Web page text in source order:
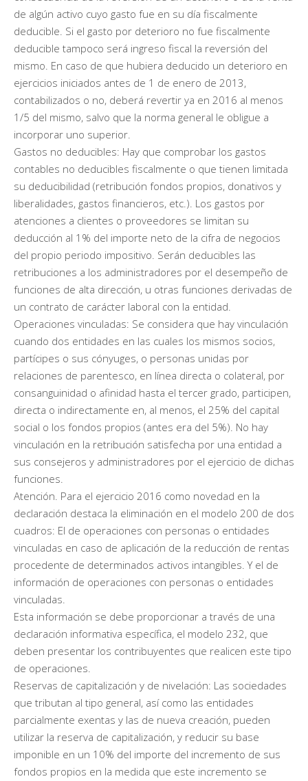
de algún activo cuyo gasto fue en su día fiscalmente
deducible. Si el gasto por deterioro no fue fiscalmente
deducible tampoco será ingreso fiscal la reversión del
mismo. En caso de que hubiera deducido un deterioro en
ejercicios iniciados antes de 1 de enero de 2013,
contabilizados o no, deberá revertir ya en 2016 al menos
1/5 del mismo, salvo que la norma general le obligue a
incorporar uno superior.
Gastos no deducibles: Hay que comprobar los gastos
contables no deducibles fiscalmente o que tienen limitada
su deducibilidad (retribución fondos propios, donativos y
liberalidades, gastos financieros, etc.). Los gastos por
atenciones a clientes o proveedores se limitan su
deducción al 1% del importe neto de la cifra de negocios
del propio periodo impositivo. Serán deducibles las
retribuciones a los administradores por el desempeño de
funciones de alta dirección, u otras funciones derivadas de
un contrato de carácter laboral con la entidad.
Operaciones vinculadas: Se considera que hay vinculación
cuando dos entidades en las cuales los mismos socios,
partícipes o sus cónyuges, o personas unidas por
relaciones de parentesco, en línea directa o colateral, por
consanguinidad o afinidad hasta el tercer grado, participen,
directa o indirectamente en, al menos, el 25% del capital
social o los fondos propios (antes era del 5%). No hay
vinculación en la retribución satisfecha por una entidad a
sus consejeros y administradores por el ejercicio de dichas
funciones.
Atención. Para el ejercicio 2016 como novedad en la
declaración destaca la eliminación en el modelo 200 de dos
cuadros: El de operaciones con personas o entidades
vinculadas en caso de aplicación de la reducción de rentas
procedente de determinados activos intangibles. Y el de
información de operaciones con personas o entidades
vinculadas.
Esta información se debe proporcionar a través de una
declaración informativa específica, el modelo 232, que
deben presentar los contribuyentes que realicen este tipo
de operaciones.
Reservas de capitalización y de nivelación: Las sociedades
que tributan al tipo general, así como las entidades
parcialmente exentas y las de nueva creación, pueden
utilizar la reserva de capitalización, y reducir su base
imponible en un 10% del importe del incremento de sus
fondos propios en la medida que este incremento se